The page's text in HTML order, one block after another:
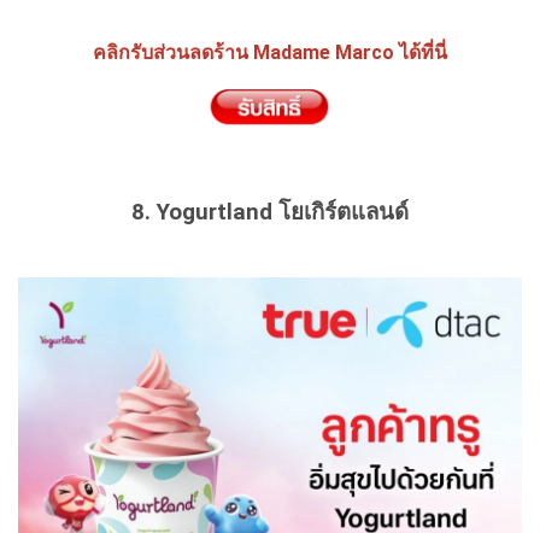
คลิกรับส่วนลดร้าน Madame Marco ได้ที่นี่
8. Yogurtland โยเกิร์ตแลนด์